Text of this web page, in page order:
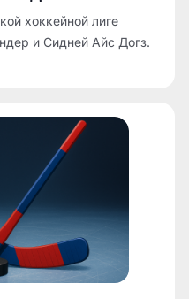
хоккейной лиге
и Сидней Айс Догз.